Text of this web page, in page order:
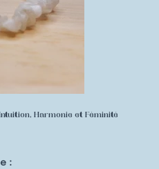
Harmonie et Féminité
: